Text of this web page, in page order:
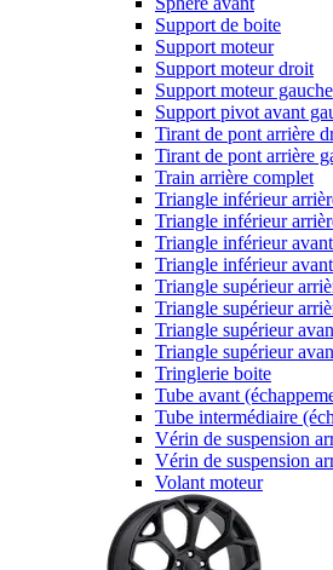
Support de boite
Support moteur
Support moteur droit
Support moteur gauche
Support pivot avant
Tirant de pont arrière
Tirant de pont arrière
Train arrière complet
Triangle inférieur
Triangle inférieur
Triangle inférieur
Triangle inférieur
Triangle supérieur
Triangle supérieur
Triangle supérieur
Triangle supérieur
Tringlerie boite
Tube avant
Tube intermédiaire
Vérin de suspension
Vérin de suspension
Volant moteur